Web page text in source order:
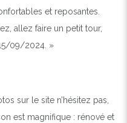
et reposantes.
allez faire un petit tour,
09/2024. »
sur le site n’hésitez pas,
est magnifique : rénové et